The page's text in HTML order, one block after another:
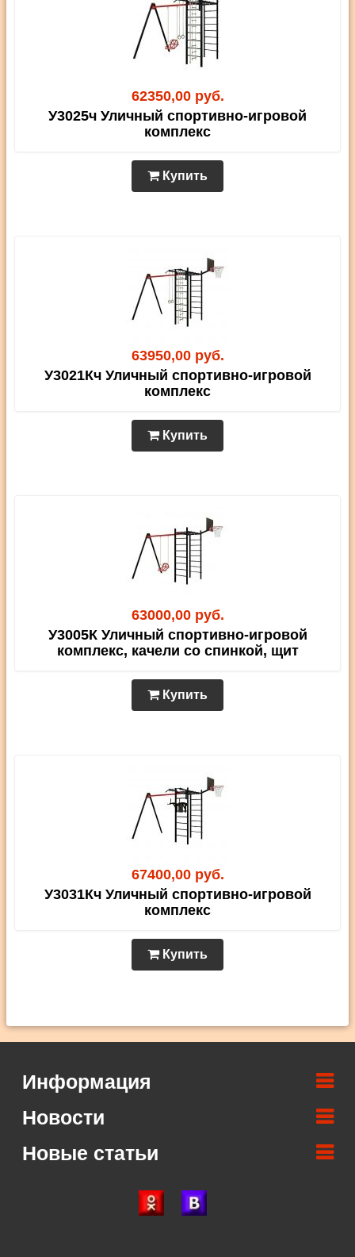
62350,00 руб.
У3025ч Уличный спортивно-игровой
комплекс
Купить
63950,00 руб.
У3021Кч Уличный спортивно-игровой
комплекс
Купить
63000,00 руб.
У3005К Уличный спортивно-игровой
комплекс, качели со спинкой, щит
Купить
67400,00 руб.
У3031Кч Уличный спортивно-игровой
комплекс
Купить
Информация
Новости
Новые статьи